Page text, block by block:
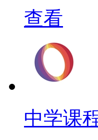
查看
中学课